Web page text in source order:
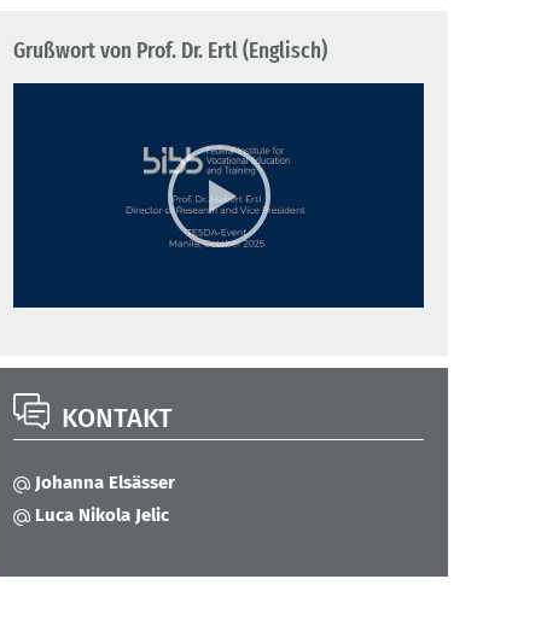
Grußwort von Prof. Dr. Ertl (Englisch)
KONTAKT
Johanna Elsässer
Luca Nikola Jelic